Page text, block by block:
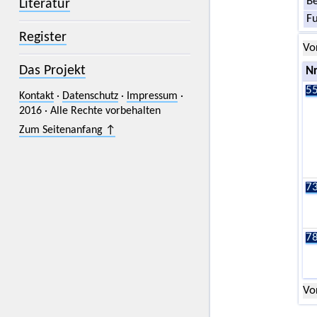
Literatur
Register
Das Projekt
Kontakt· Datenschutz· Impressum ·
2016 · Alle Rechte vorbehalten
Zum Seitenanfang ↑